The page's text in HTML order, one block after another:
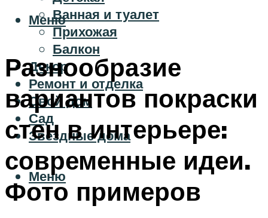
Ванная и туалет
Прихожая
Балкон
Декор
Ремонт и отделка
Свой дом
Сад
Звездные дома
Меню
Меню
Разнообразие
вариантов покраски
стен в интерьере:
современные идеи.
Фото примеров